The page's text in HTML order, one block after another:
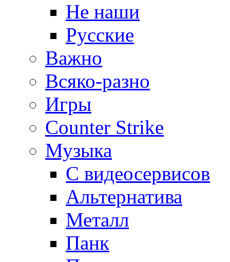
Не наши
Русские
Важно
Всяко-разно
Игры
Counter Strike
Музыка
С видеосервисов
Альтернатива
Металл
Панк